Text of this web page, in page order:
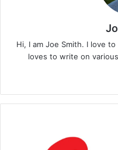
Hi, I am Joe Smith. I love
loves to write on